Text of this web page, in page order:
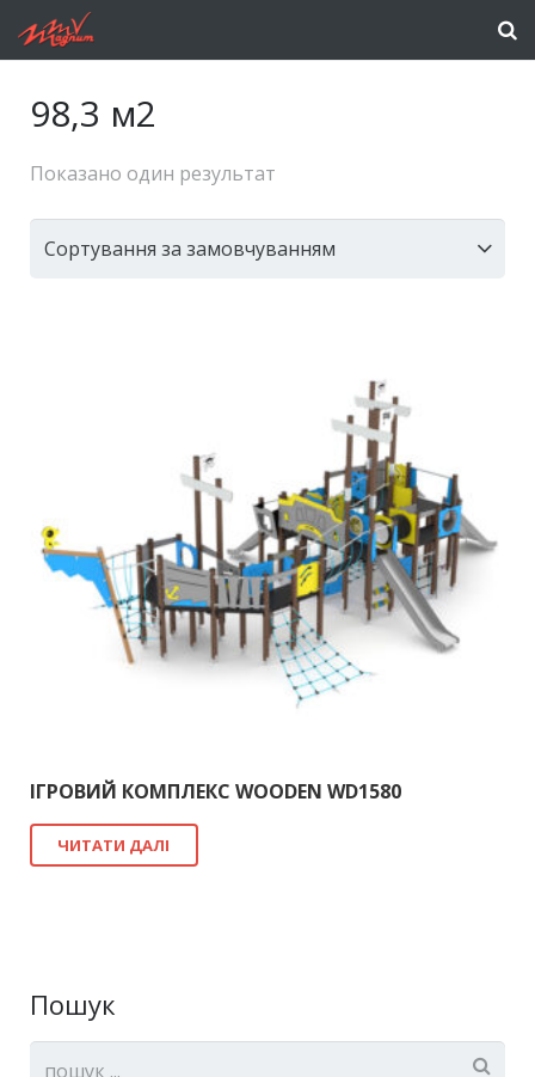
98,3 м2
Показано один результат
ІГРОВИЙ КОМПЛЕКС WOODEN WD1580
ЧИТАТИ ДАЛІ
Пошук